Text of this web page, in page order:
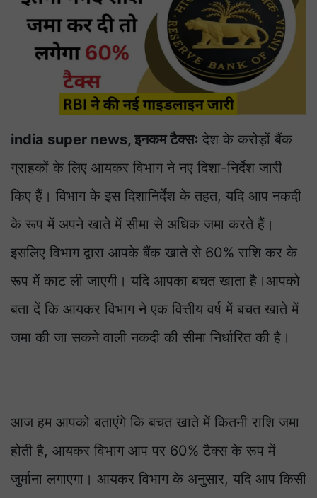
india super news, इनकम टैक्सः देश के करोड़ों बैंक
ग्राहकों के लिए आयकर विभाग ने नए दिशा-निर्देश जारी
किए हैं। विभाग के इस दिशानिर्देश के तहत, यदि आप नकदी
के रूप में अपने खाते में सीमा से अधिक जमा करते हैं।
इसलिए विभाग द्वारा आपके बैंक खाते से 60% राशि कर के
रूप में काट ली जाएगी। यदि आपका बचत खाता है।आपको
बता दें कि आयकर विभाग ने एक वित्तीय वर्ष में बचत खाते में
जमा की जा सकने वाली नकदी की सीमा निर्धारित की है।
आज हम आपको बताएंगे कि बचत खाते में कितनी राशि जमा
होती है, आयकर विभाग आप पर 60% टैक्स के रूप में
जुर्माना लगाएगा। आयकर विभाग के अनुसार, यदि आप किसी